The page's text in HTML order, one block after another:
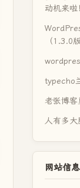
，都是通过update
libz-dev
动机来啦
（1.3.0版
typecho
老张博客
人有多大
网站信